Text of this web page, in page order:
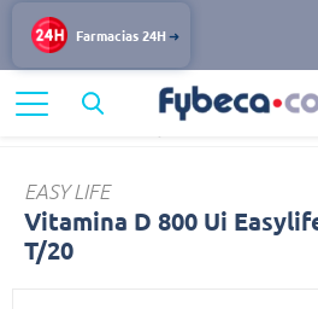
Farmacias 24H
Nutrición y Vitaminas
EASY LIFE
Vitamina D 800 Ui
T/20